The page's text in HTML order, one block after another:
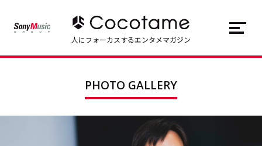
JP EN
人にフォーカスするエンタメマガジン
PHOTO GALLERY